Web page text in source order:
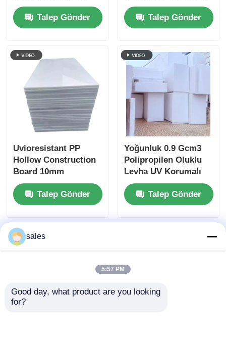
koruması ile PP
Fluted Board Paket
için dayanıklı
levha
Talep Gönder
ve üstün hava
durumuna
dayanıklılık sunar. Dış
uygundur.
Talep Gönder
Uvioresistant PP
Hollow Construction
Board 10mm
Polipropilen Yaprak
Talep Gönder
Yoğunluk 0.9 Gcm3
Polipropilen Oluklu
Levha UV Korumalı
Hafif Güçlü Plastik
Panel Endüstriyel
Ambalaj ve Teşhir
Talep Gönder
sales
5:57 PM
Good day, what product are you looking
for?